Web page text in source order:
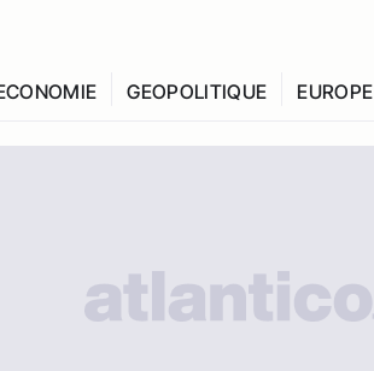
GEOPOLITIQUE EUROPE